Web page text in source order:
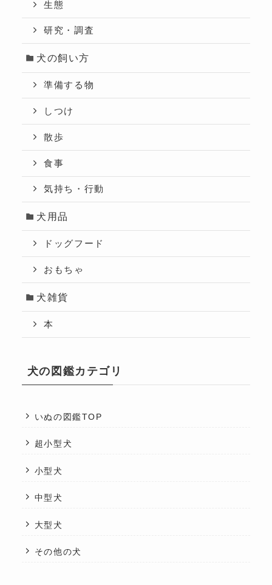
生態
研究・調査
犬の飼い方
準備する物
しつけ
散歩
食事
気持ち・行動
犬用品
ドッグフード
おもちゃ
犬雑貨
本
犬の図鑑カテゴリ
いぬの図鑑TOP
超小型犬
小型犬
中型犬
大型犬
その他の犬